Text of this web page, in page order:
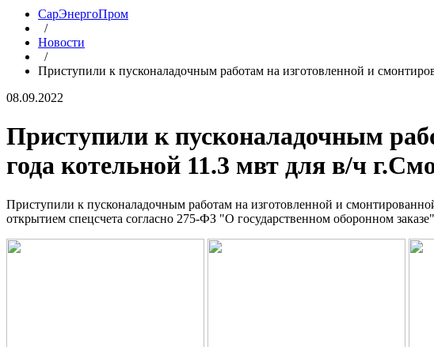
СарЭнергоПром
/
Новости
/
Приступили к пусконаладочным работам на изготовленной и
08.09.2022
Приступили к пусконаладочным
года котельной 11.3 мвт для в/ч
Приступили к пусконаладочным работам на изготовленной и
открытием спецсчета согласно 275-ФЗ "О государственном оборонном заказе"